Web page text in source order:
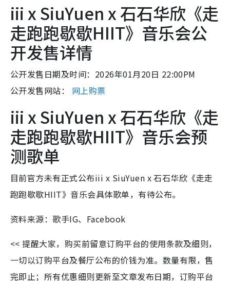
iii x SiuYuen x 石石华欣《走
走跑跑歇歇HIIT》音乐会公
开发售详情
公开发售日期及时间：2026年01月20日 22:00PM
公开发售网站： 网上购票
iii x SiuYuen x 石石华欣《走
走跑跑歇歇HIIT》音乐会预
测歌单
目前官方未有正式公布iii x SiuYuen x 石石华欣《走走
跑跑歇歇HIIT》音乐会具体歌单，有待公布。
资料来源：歌手IG、Facebook
<< 提醒大家，购买前留意订购平台的使用条款及细则，
一切以订购平台及餐厅公布的价钱为准。数量有限，售
完即止；所有优惠细则更新至文章发布日期，订购平台